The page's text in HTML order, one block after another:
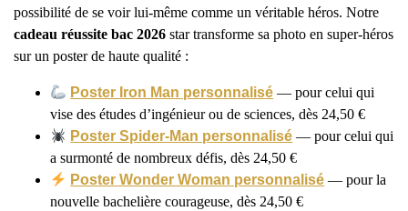
possibilité de se voir lui-même comme un véritable héros. Notre
cadeau réussite bac 2026 star transforme sa photo en super-héros
sur un poster de haute qualité :
Poster Iron Man personnalisé — pour celui qui
vise des études d’ingénieur ou de sciences, dès 24,50 €
Poster Spider-Man personnalisé — pour celui qui
a surmonté de nombreux défis, dès 24,50 €
Poster Wonder Woman personnalisé — pour la
nouvelle bachelière courageuse, dès 24,50 €